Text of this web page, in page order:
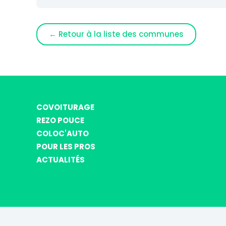
← Retour à la liste des communes
COVOITURAGE
REZO POUCE
COLOC'AUTO
POUR LES PROS
ACTUALITÉS